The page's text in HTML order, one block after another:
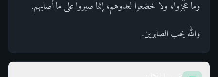
وما عَجَزوا، ولا خضعوا لعدوهم، إنما صبروا على ما أصابهم.
والله يحب الصابرين.